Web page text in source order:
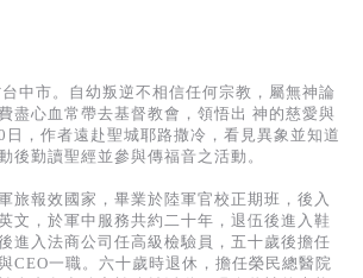
中市。自幼叛逆不相信任何宗教，屬無神論
盡心血常帶去基督教會，領悟出 神的慈愛與
，作者遠赴聖城耶路撒冷，看見異象並知道
後勤讀聖經並參與傳福音之活動。
旅報效國家，畢業於陸軍官校正期班，後入
文，於軍中服務共約二十年，退伍後進入鞋
進入法商公司任高級檢驗員，五十歲後擔任
CEO一職。六十歲時退休，擔任榮民總醫院